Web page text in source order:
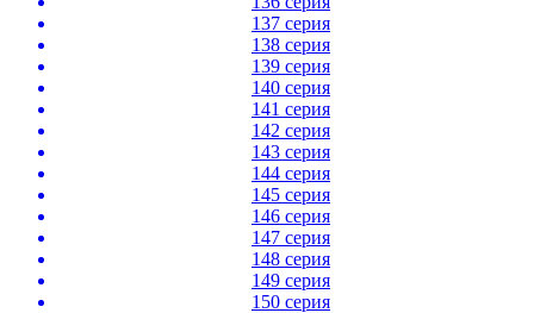
137 серия
138 серия
139 серия
140 серия
141 серия
142 серия
143 серия
144 серия
145 серия
146 серия
147 серия
148 серия
149 серия
150 серия